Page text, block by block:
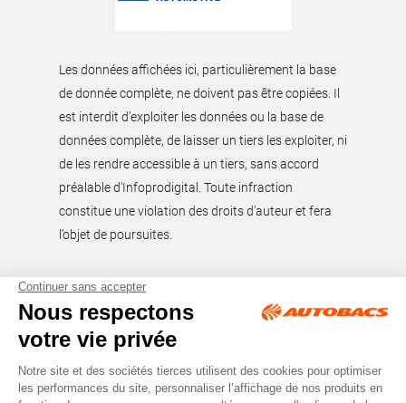
Les données affichées ici, particulièrement la base
de donnée complète, ne doivent pas être copiées. Il
est interdit d’exploiter les données ou la base de
données complète, de laisser un tiers les exploiter, ni
de les rendre accessible à un tiers, sans accord
préalable d'Infoprodigital. Toute infraction
constitue une violation des droits d’auteur et fera
l’objet de poursuites.